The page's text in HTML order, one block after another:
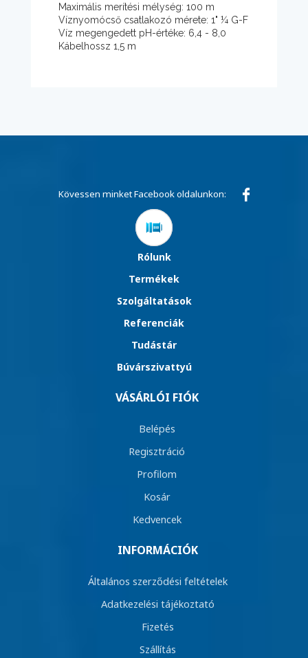
Maximális merítési mélység: 100 m
Víznyomócső csatlakozó mérete: 1" ¼ G-F
Víz megengedett pH-értéke: 6,4 - 8,0
Kábelhossz 1,5 m
Kövessen minket Facebook oldalunkon:
Rólunk
Termékek
Szolgáltatások
Referenciák
Tudástár
Búvárszivattyú
VÁSÁRLÓI FIÓK
Belépés
Regisztráció
Profilom
Kosár
Kedvencek
INFORMÁCIÓK
Általános szerződési feltételek
Adatkezelési tájékoztató
Fizetés
Szállítás